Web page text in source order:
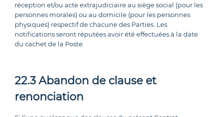
réception et/ou acte extrajudiciaire au siège social (pour les
personnes morales) ou au domicile (pour les personnes
physiques) respectif de chacune des Parties. Les
notifications seront réputées avoir été effectuées à la date
du cachet de la Poste.
22.3 Abandon de clause et
renonciation